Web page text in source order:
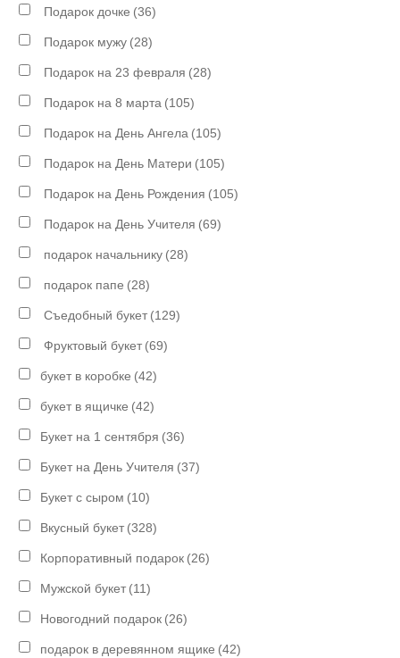
Подарок дочке (36)
Подарок мужу (28)
Подарок на 23 февраля (28)
Подарок на 8 марта (105)
Подарок на День Ангела (105)
Подарок на День Матери (105)
Подарок на День Рождения (105)
Подарок на День Учителя (69)
подарок начальнику (28)
подарок папе (28)
Съедобный букет (129)
Фруктовый букет (69)
букет в коробке (42)
букет в ящичке (42)
Букет на 1 сентября (36)
Букет на День Учителя (37)
Букет с сыром (10)
Вкусный букет (328)
Корпоративный подарок (26)
Мужской букет (11)
Новогодний подарок (26)
подарок в деревянном ящике (42)